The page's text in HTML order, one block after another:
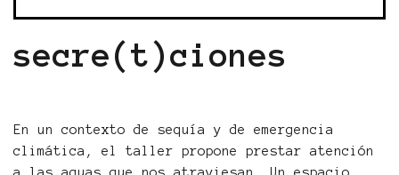
secre(t)ciones
En un contexto de sequía y de emergencia
climática, el taller propone prestar atención